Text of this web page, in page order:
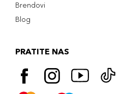
Brendovi
Blog
PRATITE NAS